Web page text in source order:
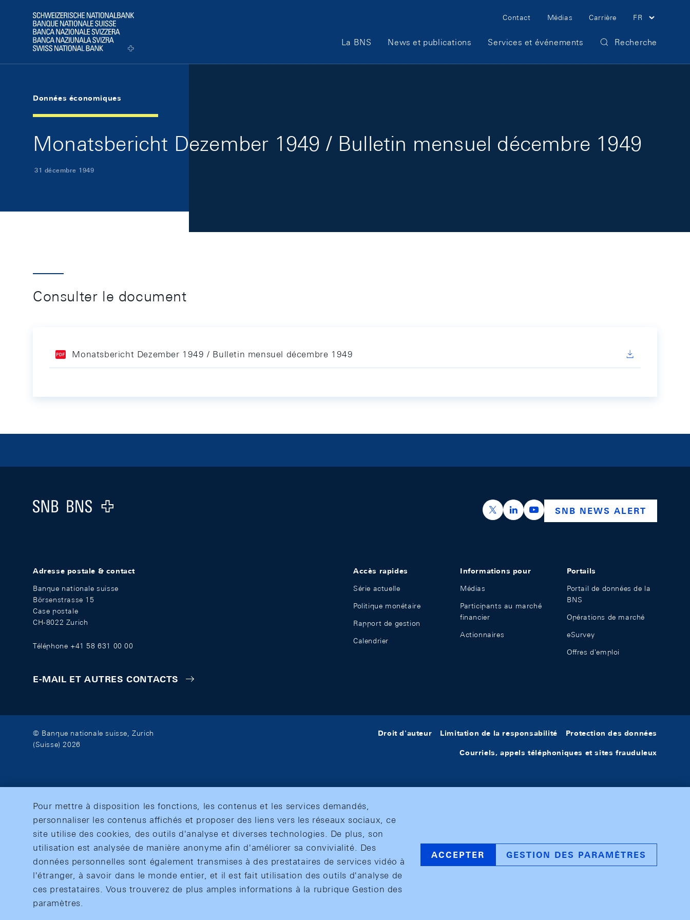
Logo
Meta Navigation
Contact Médias Carrière FR
Main Navigation
La BNS News et publications Services et événements Recherche
Données économiques
Monatsbericht Dezember 1949 / Bulletin mensuel décembre 1949
31 décembre 1949
Consulter le document
Monatsbericht Dezember 1949 / Bulletin mensuel décembre 1949
Logo
https://x.com/snb_bns
https://ch.linkedin.com/company/swiss-
https://www.youtube.com/
SNB NEWS ALERT
Adresse postale & contact
Banque nationale suisse
Börsenstrasse 15
Case postale
CH-8022 Zurich
Téléphone +41 58 631 00 00
E-MAIL ET AUTRES CONTACTS
Accès rapides
Série actuelle
Politique monétaire
Rapport de gestion
Calendrier
Informations pour
Médias
Participants au marché
financier
Actionnaires
Portails
Portail de données de la
BNS
Opérations de marché
eSurvey
Offres d'emploi
© Banque nationale suisse, Zurich
(Suisse) 2026
Droit d'auteur Limitation de la responsabilité Protection des données
Courriels, appels téléphoniques et sites frauduleux
Pour mettre à disposition les fonctions, les contenus et les services demandés,
personnaliser les contenus affichés et proposer des liens vers les réseaux sociaux, ce
site utilise des cookies, des outils d'analyse et diverses technologies. De plus, son
utilisation est analysée de manière anonyme afin d'améliorer sa convivialité. Des
données personnelles sont également transmises à des prestataires de services vidéo à
l'étranger, à savoir dans le monde entier, et il est fait utilisation des outils d'analyse de
ces prestataires. Vous trouverez de plus amples informations à la rubrique Gestion des
paramètres.
ACCEPTER GESTION DES PARAMÈTRES